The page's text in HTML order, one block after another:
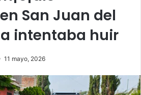
San Juan del
intentaba huir
11 mayo, 2026